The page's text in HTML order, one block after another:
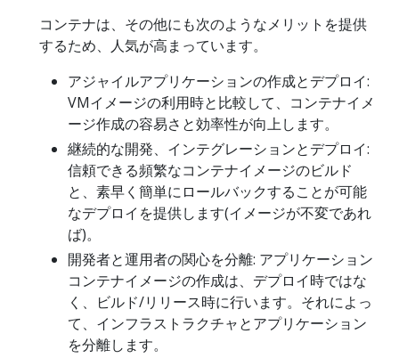
コンテナは、その他にも次のようなメリットを提供
するため、人気が高まっています。
アジャイルアプリケーションの作成とデプロイ:
VMイメージの利用時と比較して、コンテナイメ
ージ作成の容易さと効率性が向上します。
継続的な開発、インテグレーションとデプロイ:
信頼できる頻繁なコンテナイメージのビルド
と、素早く簡単にロールバックすることが可能
なデプロイを提供します(イメージが不変であれ
ば)。
開発者と運用者の関心を分離: アプリケーション
コンテナイメージの作成は、デプロイ時ではな
く、ビルド/リリース時に行います。それによっ
て、インフラストラクチャとアプリケーション
を分離します。